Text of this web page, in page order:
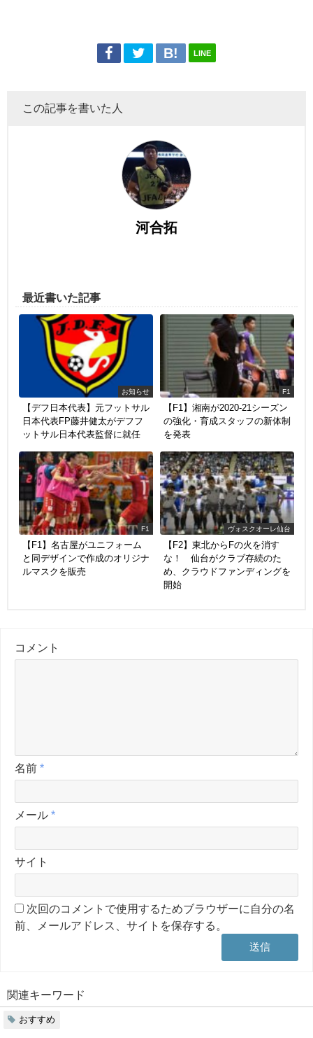
LINE
この記事を書いた人
河合拓
最近書いた記事
お知らせ
【デフ日本代表】元フットサル
日本代表FP藤井健太がデフフ
ットサル日本代表監督に就任
F1
【F1】湘南が2020-21シーズン
の強化・育成スタッフの新体制
を発表
F1
【F1】名古屋がユニフォーム
と同デザインで作成のオリジナ
ルマスクを販売
ヴォスクオーレ仙台
【F2】東北からFの火を消す
な！ 仙台がクラブ存続のた
め、クラウドファンディングを
開始
コメント
名前 *
メール *
サイト
次回のコメントで使用するためブラウザーに自分の名
前、メールアドレス、サイトを保存する。
関連キーワード
おすすめ